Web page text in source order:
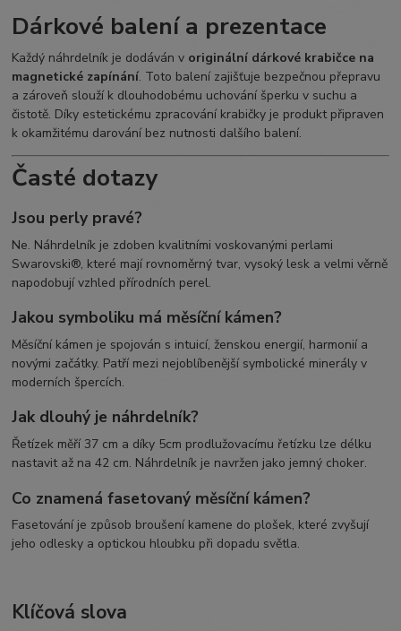
Dárkové balení a prezentace
Každý náhrdelník je dodáván v originální dárkové krabičce na
magnetické zapínání. Toto balení zajišťuje bezpečnou přepravu
a zároveň slouží k dlouhodobému uchování šperku v suchu a
čistotě. Díky estetickému zpracování krabičky je produkt připraven
k okamžitému darování bez nutnosti dalšího balení.
Časté dotazy
Jsou perly pravé?
Ne. Náhrdelník je zdoben kvalitními voskovanými perlami
Swarovski®, které mají rovnoměrný tvar, vysoký lesk a velmi věrně
napodobují vzhled přírodních perel.
Jakou symboliku má měsíční kámen?
Měsíční kámen je spojován s intuicí, ženskou energií, harmonií a
novými začátky. Patří mezi nejoblíbenější symbolické minerály v
moderních špercích.
Jak dlouhý je náhrdelník?
Řetízek měří 37 cm a díky 5cm prodlužovacímu řetízku lze délku
nastavit až na 42 cm. Náhrdelník je navržen jako jemný choker.
Co znamená fasetovaný měsíční kámen?
Fasetování je způsob broušení kamene do plošek, které zvyšují
jeho odlesky a optickou hloubku při dopadu světla.
Klíčová slova